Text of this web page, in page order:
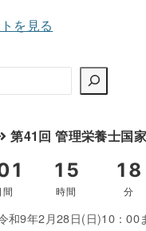
を見る
第41回 管理栄養士国
和9年2月28日(日)10：00